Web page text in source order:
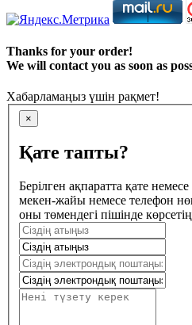
Thanks for your order!
We will contact you as soon as
Хабарламаңыз үшін рақмет!
×
Қате тапты?
Берілген ақпаратта қате
мекен-жайы немесе телефон
оны төмендегі пішінде